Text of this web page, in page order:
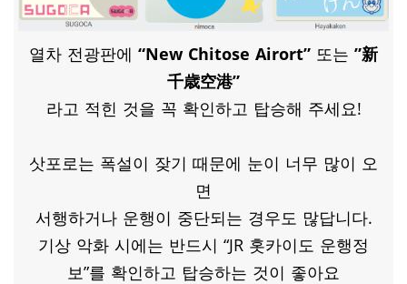
열차 전광판에 “New Chitose Airort” 또는 ​”新
千歳空港”
라고 적힌 것을 꼭 확인하고 탑승해 주세요!
삿포로는 폭설이 잦기 때문에 눈이 너무 많이 오
면
서행하거나 운행이 중단되는 경우도 많답니다.
기상 악화 시에는 반드시 “JR 홋카이도 운행정
보”를 확인하고 탑승하는 것이 좋아요